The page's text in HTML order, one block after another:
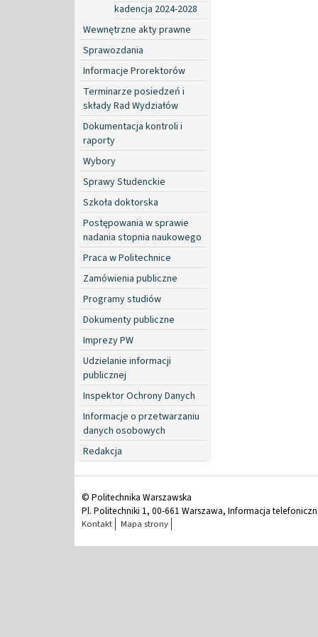
kadencja 2024-2028
Wewnętrzne akty prawne
Sprawozdania
Informacje Prorektorów
Terminarze posiedzeń i
składy Rad Wydziałów
Dokumentacja kontroli i
raporty
Wybory
Sprawy Studenckie
Szkoła doktorska
Postępowania w sprawie
nadania stopnia naukowego
Praca w Politechnice
Zamówienia publiczne
Programy studiów
Dokumenty publiczne
Imprezy PW
Udzielanie informacji
publicznej
Inspektor Ochrony Danych
Informacje o przetwarzaniu
danych osobowych
Redakcja
© Politechnika Warszawska
Pl. Politechniki 1, 00-661 Warszawa, Informacja
Kontakt Mapa strony